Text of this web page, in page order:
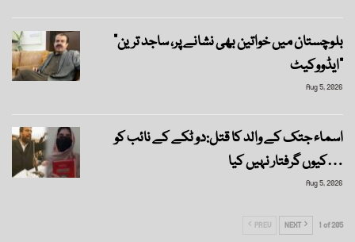
“بلوچستان میں خواتین بھی نشانے پر، ساجد ترین
ایڈووکیٹ”
Aug 5, 2026
اسماء جتک کے والد کا قتل:دو ٹکے کے نائب کو
کیوں گرفتار نہیں کیا…
Aug 5, 2026
PREV NEXT 1 of 205